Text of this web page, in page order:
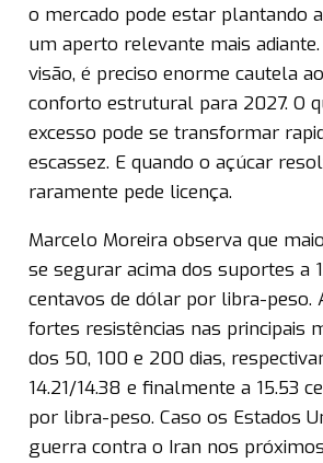
o mercado pode estar plantando
um aperto relevante mais
visão, é preciso enorme cautela
conforto estrutural para 2027. O
excesso pode se transformar
escassez. E quando o açúcar
raramente pede licença.
Marcelo Moreira observa que
se segurar acima dos suportes a
centavos de dólar por libra-peso.
fortes resistências nas principais
dos 50, 100 e 200 dias,
14.21/14.38 e finalmente a 15.53
por libra-peso. Caso os Estados
guerra contra o Iran nos